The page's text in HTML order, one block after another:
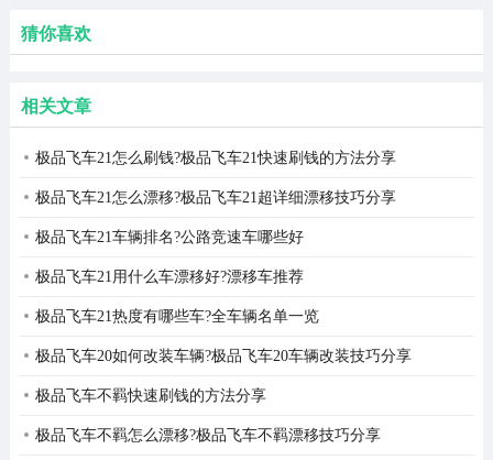
猜你喜欢
相关文章
极品飞车21怎么刷钱?极品飞车21快速刷钱的方法分享
极品飞车21怎么漂移?极品飞车21超详细漂移技巧分享
极品飞车21车辆排名?公路竞速车哪些好
极品飞车21用什么车漂移好?漂移车推荐
极品飞车21热度有哪些车?全车辆名单一览
极品飞车20如何改装车辆?极品飞车20车辆改装技巧分享
极品飞车不羁快速刷钱的方法分享
极品飞车不羁怎么漂移?极品飞车不羁漂移技巧分享